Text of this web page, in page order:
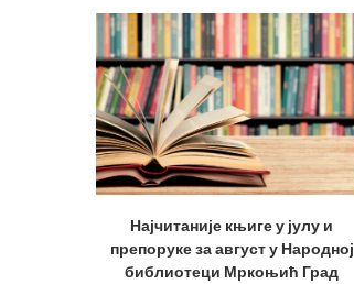
Најчитаније књиге у јулу и
препоруке за август у Народној
библиотеци Мркоњић Град